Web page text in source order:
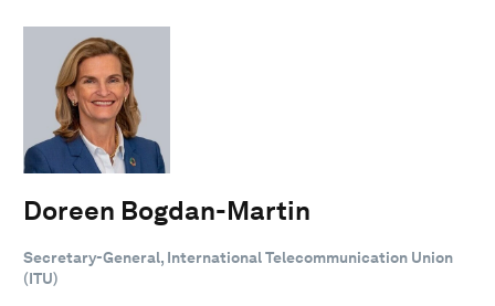
Doreen Bogdan-Martin
Secretary-General, International Telecommunication Union
(ITU)